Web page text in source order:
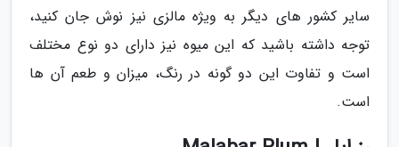
سایر کشور های دیگر به ویژه مالزی نیز نوش جان کنید،
توجه داشته باشید که این میوه نیز دارای دو نوع مختلف
است و تفاوت این دو گونه در رنگ، میزان و طعم آن ها
است.